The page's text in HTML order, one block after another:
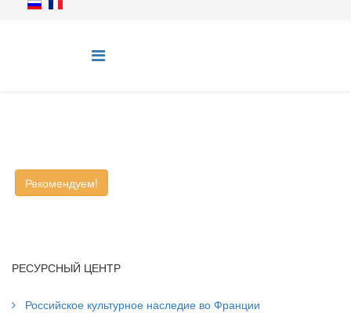
Рекомендуем!
РЕСУРСНЫЙ ЦЕНТР
Российское культурное наследие во Франции